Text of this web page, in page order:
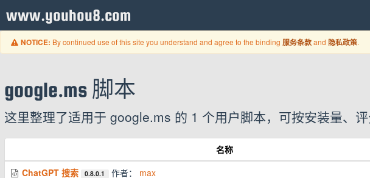
www.youhou8.com
NOTICE: By continued use of this site you understand and agree to the binding 服务条款and 隐私政策.
google.ms 脚本
这里整理了适用于 google.ms 的 1 个用户脚本，可按安装量、评
名称
ChatGPT 搜索
0.8.0.1 作者： max